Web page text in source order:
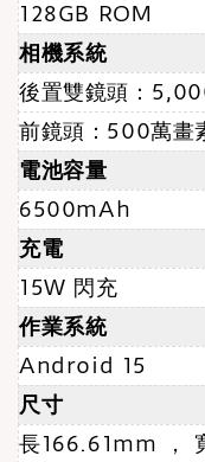
128GB ROM
相機系統
後置雙鏡頭：
前鏡頭：500萬畫
電池容量
6500mAh
充電
15W 閃充
作業系統
Android 15
尺寸
長166.61mm ，